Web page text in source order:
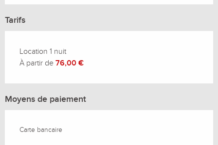
Tarifs
Location 1 nuit
À partir de 76,00 €
Moyens de paiement
Carte bancaire